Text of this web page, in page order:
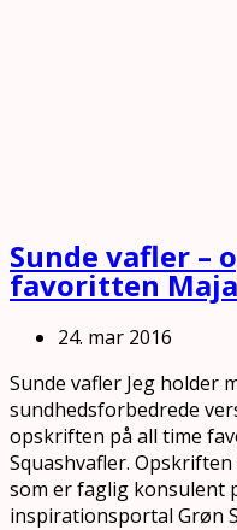
Sunde vafler –
favoritten
24. mar 2016
Sunde vafler Jeg holder
sundhedsforbedrede
opskriften på all time
Squashvafler.
som er faglig konsulent
inspirationsportal Grøn